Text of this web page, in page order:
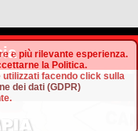
e più rilevante esperienza.
la Politica.
facendo click sulla
dei dati (GDPR)